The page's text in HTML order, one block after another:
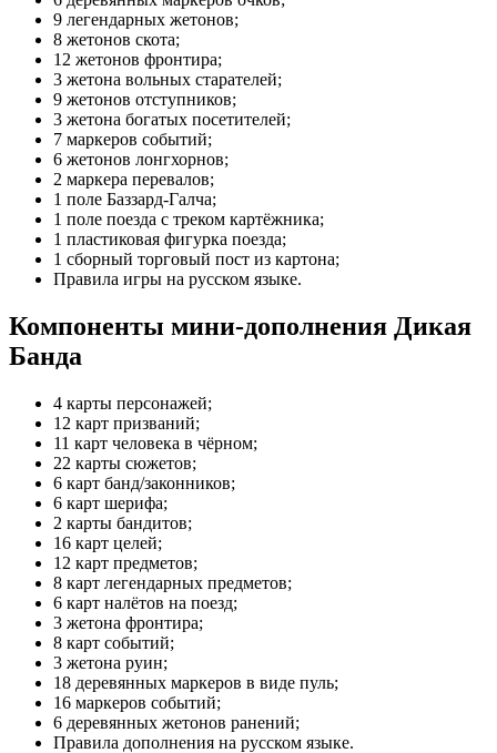
9 легендарных жетонов;
8 жетонов скота;
12 жетонов фронтира;
3 жетона вольных старателей;
9 жетонов отступников;
3 жетона богатых посетителей;
7 маркеров событий;
6 жетонов лонгхорнов;
2 маркера перевалов;
1 поле Баззард-Галча;
1 поле поезда с треком картёжника;
1 пластиковая фигурка поезда;
1 сборный торговый пост из картона;
Правила игры на русском языке.
Компоненты мини-дополнения Дикая
Банда
4 карты персонажей;
12 карт призваний;
11 карт человека в чёрном;
22 карты сюжетов;
6 карт банд/законников;
6 карт шерифа;
2 карты бандитов;
16 карт целей;
12 карт предметов;
8 карт легендарных предметов;
6 карт налётов на поезд;
3 жетона фронтира;
8 карт событий;
3 жетона руин;
18 деревянных маркеров в виде пуль;
16 маркеров событий;
6 деревянных жетонов ранений;
Правила дополнения на русском языке.